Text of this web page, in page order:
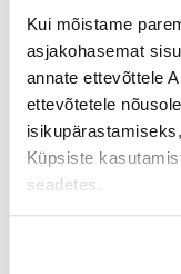
Kui mõistame
asjakohasemat
annate ettevõttele
ettevõtetele
Küpsiste
seadetes.
kindlasti
Kui oled
minemata
justkui
ning